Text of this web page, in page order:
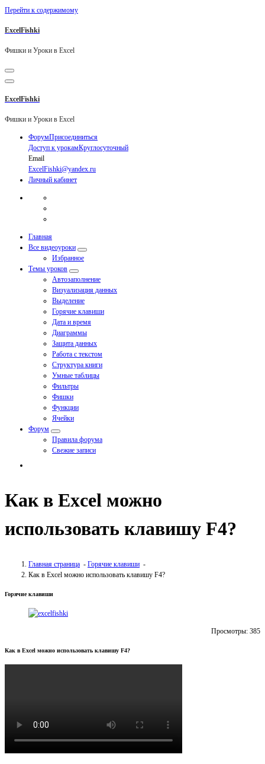
Перейти к содержимому
ExcelFishki
Фишки и Уроки в Excel
ExcelFishki
Фишки и Уроки в Excel
ФорумПрисоединиться
Доступ к урокамКруглосуточный
Email
ExcelFishki@yandex.ru
Личный кабинет
Главная
Все видеоуроки
Избранное
Темы уроков
Автозаполнение
Визуализация данных
Выделение
Горячие клавиши
Дата и время
Диаграммы
Защита данных
Работа с текстом
Структура книги
Умные таблицы
Фильтры
Фишки
Функции
Ячейки
Форум
Правила форума
Свежие записи
Как в Excel можно
использовать клавишу F4?
Главная страница - Горячие клавиши -
Как в Excel можно использовать клавишу F4?
Горячие клавиши
Просмотры: 385
Как в Excel можно использовать клавишу F4?